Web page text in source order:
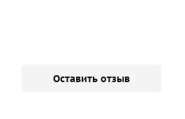
Оставить отзыв